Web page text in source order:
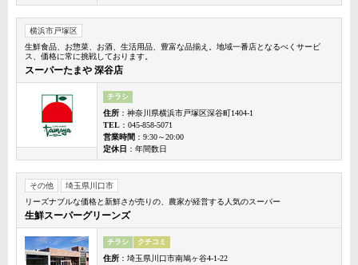
横浜市戸塚区
生鮮食品、お惣菜、お酒、生活用品、豊富な品揃え。地域一番店となるべくサービ
ス、価格に常に挑戦しております。
スーパーたまや 深谷店
チラシ
住所 ：神奈川県横浜市戸塚区深谷町1404-1
TEL ：045-858-5071
営業時間 ：9:30～20:00
定休日 ：年間数日
その他
埼玉県川口市
リーズナブルな価格と新鮮さが売りの、農家が経営する人気のスーパー
生鮮スーパーグリーンズ
チラシ クチコミ
住所 ：埼玉県川口市南鳩ヶ谷4-1-22